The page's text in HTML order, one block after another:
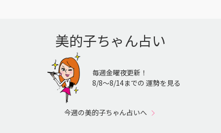
美的子ちゃん占い
毎週金曜夜更新！
8/8〜8/14までの 運勢を見る
今週の美的子ちゃん占いへ